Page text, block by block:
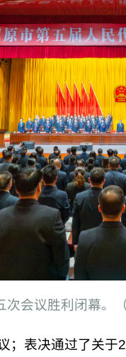
会议胜利闭幕。
；表决通过了关